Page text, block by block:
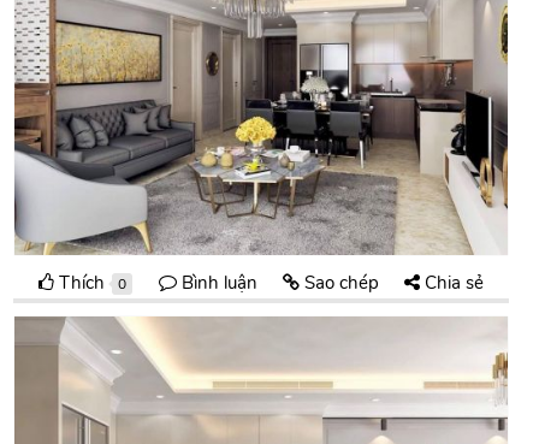
Thích 0 Bình luận Sao chép Chia sẻ